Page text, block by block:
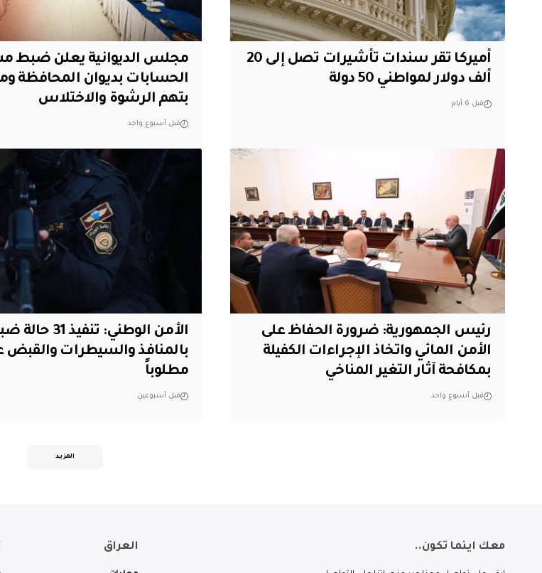
أميركا تقر سندات تأشيرات تصل إلى 20
ألف دولار لمواطني 50 دولة
قبل 6 أيام
مجلس الديوانية يعلن ضبط
الحسابات بديوان المحافظة
بتهم الرشوة والاختلاس
قبل أسبوع واحد
رئيس الجمهورية: ضرورة الحفاظ على
الأمن المائي واتخاذ الإجراءات الكفيلة
بمكافحة آثار التغير المناخي
قبل أسبوع واحد
الأمن الوطني: تنفيذ 31
مطلوباً
قبل أسبوعين
المزيد
معك اينما تكون.. العراق